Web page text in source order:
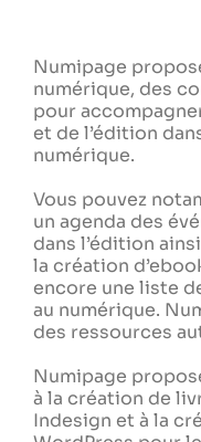
Numipage
numérique, des
pour
et de l’édition
numérique.
Vous pouvez
un agenda des
dans l’édition
la création
encore une liste
au numérique.
des ressources
Numipage
à la création de
Indesign et à la